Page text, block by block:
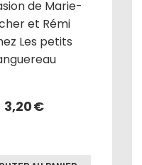
de Marie-
et Rémi
Les petits
3,20€